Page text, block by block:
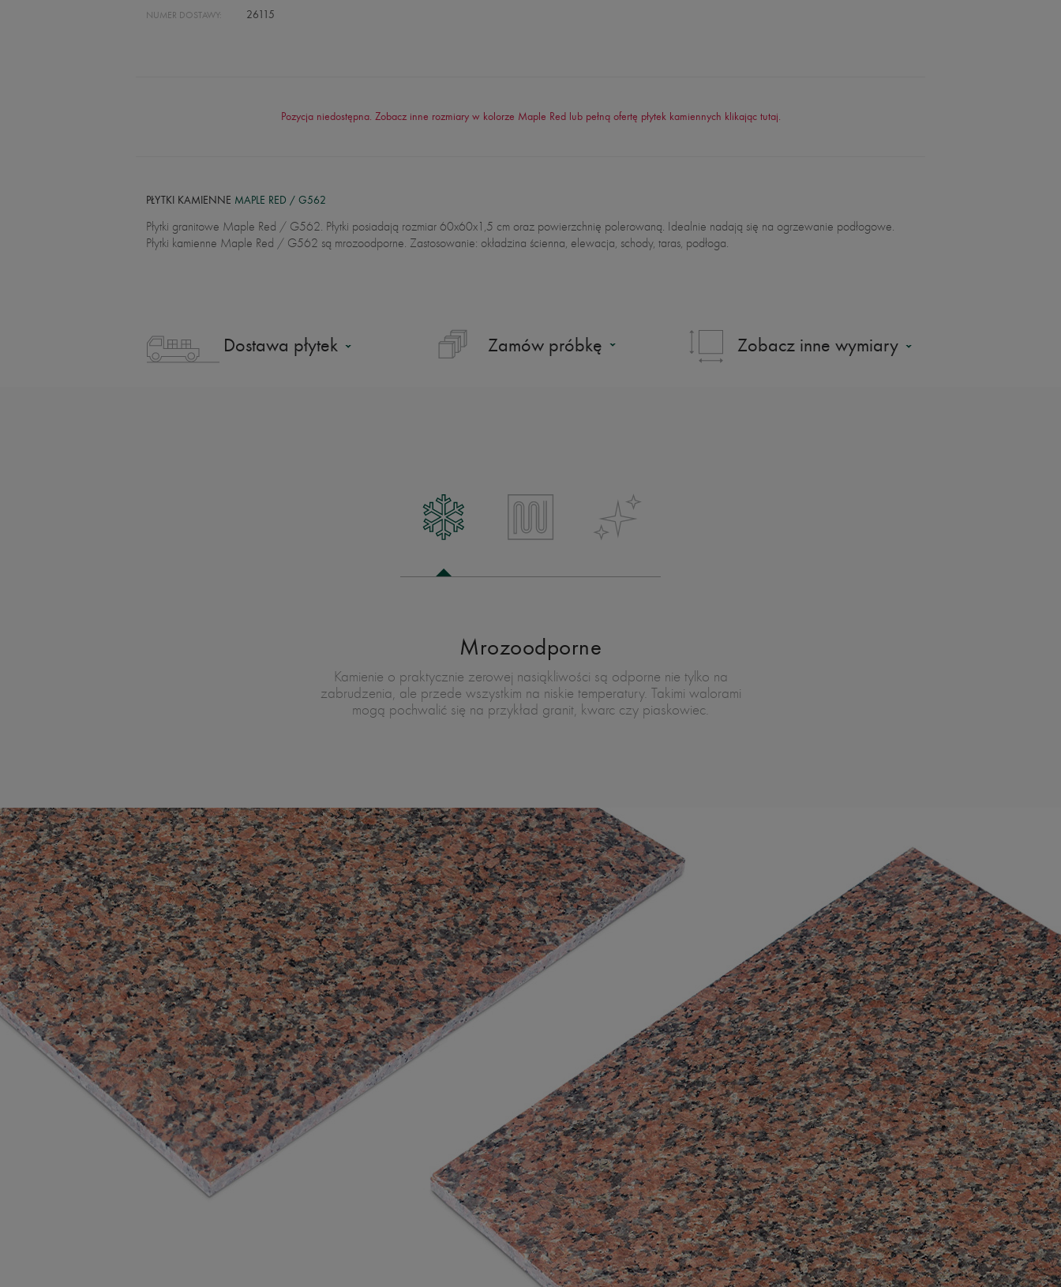
NUMER DOSTAWY: 26115
Pozycja niedostępna. Zobacz inne rozmiary w kolorze Maple Red lub pełną ofertę płytek kamiennych klikając tutaj.
PŁYTKI KAMIENNE MAPLE RED / G562
Płytki granitowe Maple Red / G562. Płytki posiadają rozmiar 60x60x1,5 cm oraz powierzchnię polerowaną. Idealnie nadają się na ogrzewanie podłogowe.
Płytki kamienne Maple Red / G562 są mrozoodporne. Zastosowanie: okładzina ścienna, elewacja, schody, taras, podłoga.
Dostawa płytek Zamów próbkę Zobacz inne wymiary
Mrozoodporne
Kamienie o praktycznie zerowej nasiąkliwości są odporne nie tylko na
zabrudzenia, ale przede wszystkim na niskie temperatury. Takimi walorami
mogą pochwalić się na przykład granit, kwarc czy piaskowiec.